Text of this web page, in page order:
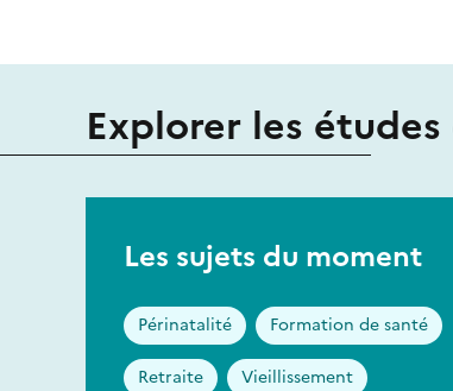
Explorer les
Les sujets du moment
Périnatalité Formation de santé
Retraite Vieillissement